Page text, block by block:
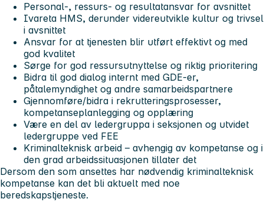
Personal-, ressurs- og resultatansvar for avsnittet
Ivareta HMS, derunder videreutvikle kultur og trivsel
i avsnittet
Ansvar for at tjenesten blir utført effektivt og med
god kvalitet
Sørge for god ressursutnyttelse og riktig prioritering
Bidra til god dialog internt med GDE-er,
påtalemyndighet og andre samarbeidspartnere
Gjennomføre/bidra i rekrutteringsprosesser,
kompetanseplanlegging og opplæring
Være en del av ledergruppa i seksjonen og utvidet
ledergruppe ved FEE
Kriminalteknisk arbeid – avhengig av kompetanse og i
den grad arbeidssituasjonen tillater det
Dersom den som ansettes har nødvendig kriminalteknisk
kompetanse kan det bli aktuelt med noe
beredskapstjeneste.